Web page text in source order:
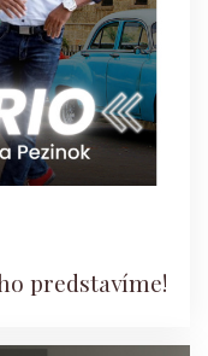
predstavíme!